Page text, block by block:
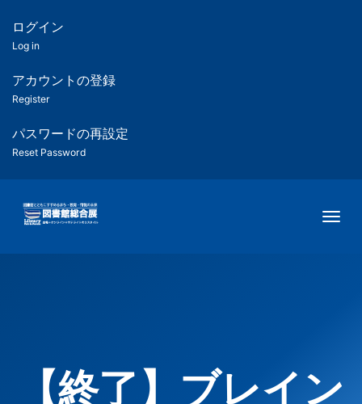
ツ
匿
名
ユ
ー
ー
用
メ
ログイン
Log in
アカウントの登録
Register
パスワードの再設定
Reset Password
【終了】ブレイン